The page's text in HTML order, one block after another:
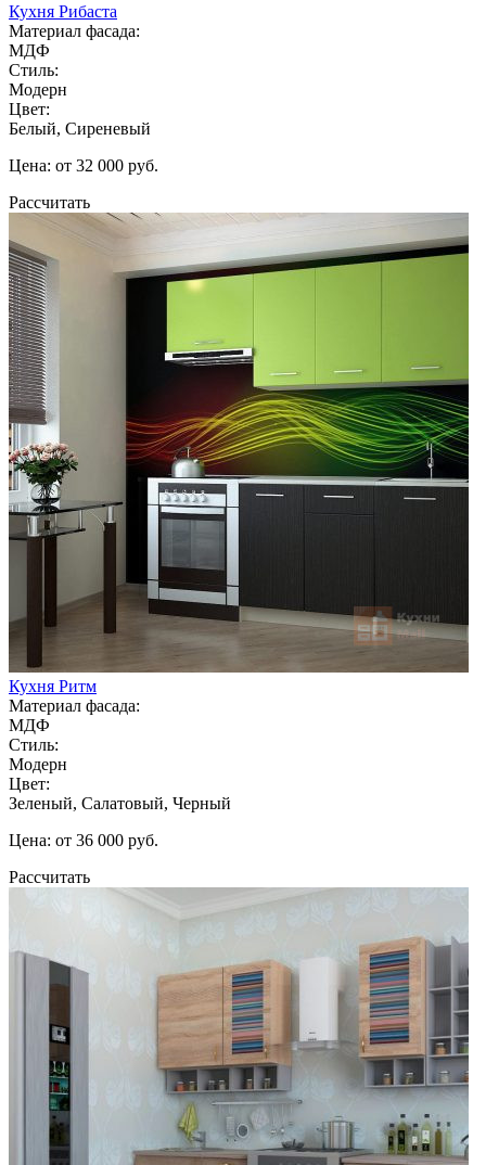
Кухня Рибаста
Материал фасада:
МДФ
Стиль:
Модерн
Цвет:
Белый, Сиреневый
Цена: от 32 000 руб.
Рассчитать
Кухня Ритм
Материал фасада:
МДФ
Стиль:
Модерн
Цвет:
Зеленый, Салатовый, Черный
Цена: от 36 000 руб.
Рассчитать